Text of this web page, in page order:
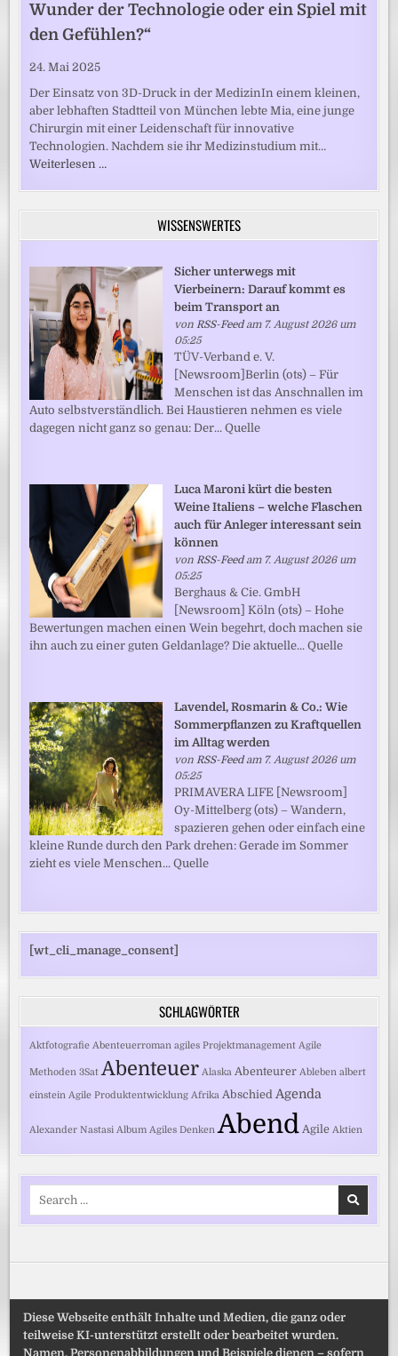
Wunder der Technologie oder ein Spiel mit
den Gefühlen?“
24. Mai 2025
Der Einsatz von 3D-Druck in der MedizinIn einem kleinen,
aber lebhaften Stadtteil von München lebte Mia, eine junge
Chirurgin mit einer Leidenschaft für innovative
Technologien. Nachdem sie ihr Medizinstudium mit…
Weiterlesen …
WISSENSWERTES
Sicher unterwegs mit
Vierbeinern: Darauf kommt es
beim Transport an
von RSS-Feedam 7. August 2026 um
05:25
TÜV-Verband e. V.
[Newsroom]Berlin (ots) – Für
Menschen ist das Anschnallen im
Auto selbstverständlich. Bei Haustieren nehmen es viele
dagegen nicht ganz so genau: Der... Quelle
Luca Maroni kürt die besten
Weine Italiens – welche Flaschen
auch für Anleger interessant sein
können
vonRSS-Feedam 7. August 2026 um
05:25
Berghaus & Cie. GmbH
[Newsroom] Köln (ots) – Hohe
Bewertungen machen einen Wein begehrt, doch machen sie
ihn auch zu einer guten Geldanlage? Die aktuelle... Quelle
Lavendel, Rosmarin & Co.: Wie
Sommerpflanzen zu Kraftquellen
im Alltag werden
vonRSS-Feedam 7. August 2026 um
05:25
PRIMAVERA LIFE [Newsroom]
Oy-Mittelberg (ots) – Wandern,
spazieren gehen oder einfach eine
kleine Runde durch den Park drehen: Gerade im Sommer
zieht es viele Menschen... Quelle
[wt_cli_manage_consent]
SCHLAGWÖRTER
Aktfotografie Abenteuerroman agiles Projektmanagement Agile
Methoden 3Sat Abenteuer Alaska Abenteurer Ableben albert
einstein Agile Produktentwicklung Afrika Abschied Agenda
Alexander Nastasi Album Agiles Denken Abend Agile Aktien
Search
Diese Webseite enthält Inhalte und Medien, die ganz oder
teilweise KI-unterstützt erstellt oder bearbeitet wurden.
Namen, Personenabbildungen und Beispiele dienen – sofern